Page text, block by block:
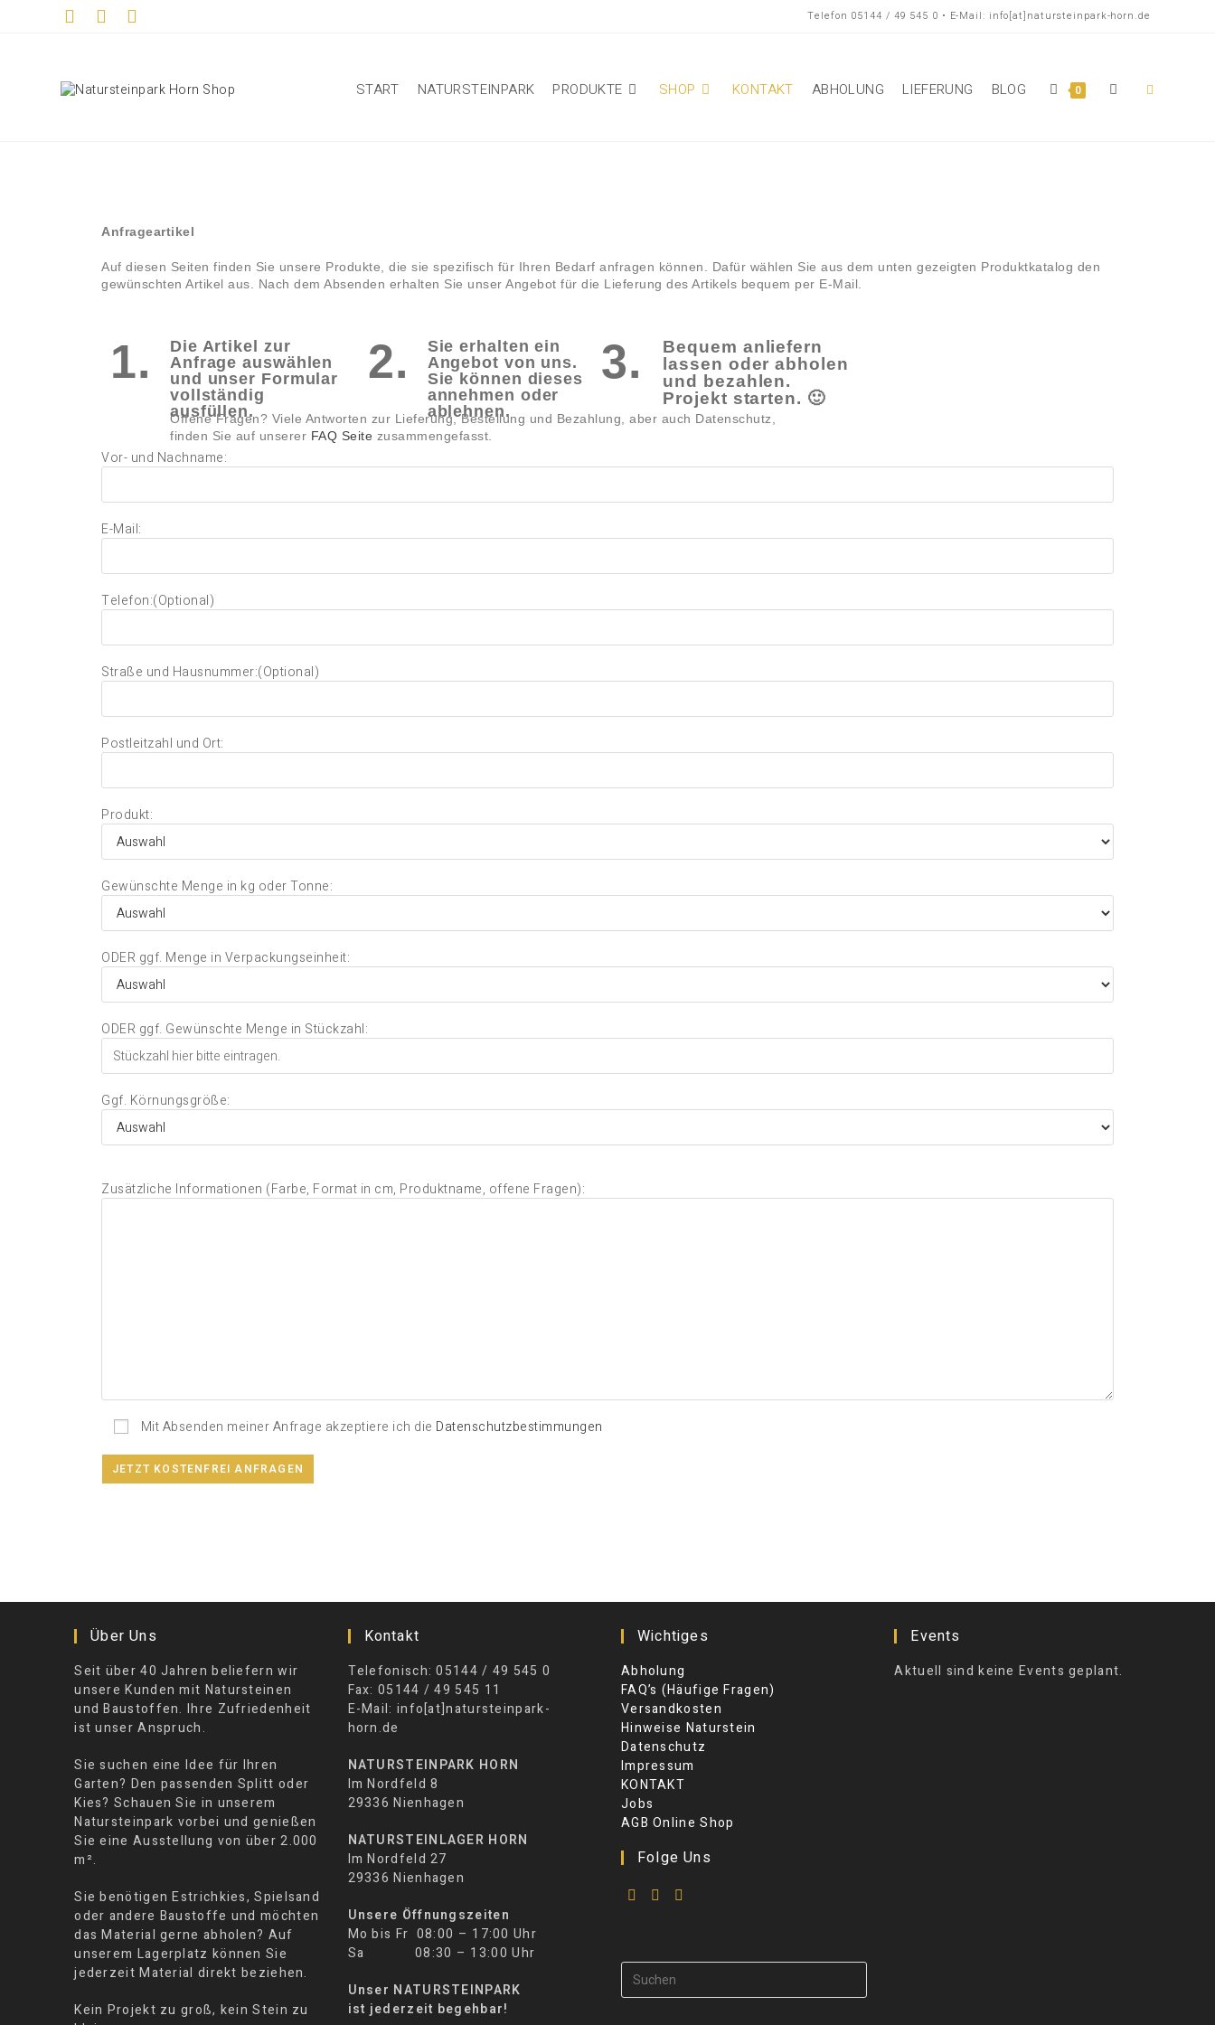
Telefon 05144 / 49 545 0 • E-Mail: info[at]natursteinpark-horn.de
START NATURSTEINPARK PRODUKTE SHOP KONTAKT ABHOLUNG LIEFERUNG BLOG 0
Anfrageartikel
Auf diesen Seiten finden Sie unsere Produkte, die sie spezifisch für Ihren Bedarf anfragen können. Dafür wählen Sie aus dem unten gezeigten Produktkatalog den
gewünschten Artikel aus. Nach dem Absenden erhalten Sie unser Angebot für die Lieferung des Artikels bequem per E-Mail.
1.
Die Artikel zur
Anfrage auswählen
und unser Formular
vollständig
ausfüllen.
2.
Sie erhalten ein
Angebot von uns.
Sie können dieses
annehmen oder
ablehnen.
3.
Bequem anliefern
lassen oder abholen
und bezahlen.
Projekt starten. 🙂
Offene Fragen? Viele Antworten zur Lieferung, Bestellung und Bezahlung, aber auch Datenschutz,
finden Sie auf unserer FAQ Seite zusammengefasst.
Vor- und Nachname:
E-Mail:
Telefon:(Optional)
Straße und Hausnummer:(Optional)
Postleitzahl und Ort:
Produkt:
Gewünschte Menge in kg oder Tonne:
ODER ggf. Menge in Verpackungseinheit:
ODER ggf. Gewünschte Menge in Stückzahl:
Ggf. Körnungsgröße:
Zusätzliche Informationen (Farbe, Format in cm, Produktname, offene Fragen):
Mit Absenden meiner Anfrage akzeptiere ich die Datenschutzbestimmungen
Über Uns
Seit über 40 Jahren beliefern wir
unsere Kunden mit Natursteinen
und Baustoffen. Ihre Zufriedenheit
ist unser Anspruch.
Sie suchen eine Idee für Ihren
Garten? Den passenden Splitt oder
Kies? Schauen Sie in unserem
Natursteinpark vorbei und genießen
Sie eine Ausstellung von über 2.000
m².
Sie benötigen Estrichkies, Spielsand
oder andere Baustoffe und möchten
das Material gerne abholen? Auf
unserem Lagerplatz können Sie
jederzeit Material direkt beziehen.
Kein Projekt zu groß, kein Stein zu
Kontakt
Telefonisch: 05144 / 49 545 0
Fax: 05144 / 49 545 11
E-Mail: info[at]natursteinpark-
horn.de
NATURSTEINPARK HORN
Im Nordfeld 8
29336 Nienhagen
NATURSTEINLAGER HORN
Im Nordfeld 27
29336 Nienhagen
Unsere Öffnungszeiten
Mo bis Fr 08:00 – 17:00 Uhr
Sa 08:30 – 13:00 Uhr
Unser NATURSTEINPARK
ist jederzeit begehbar!
Wichtiges
Abholung
FAQ’s (Häufige Fragen)
Versandkosten
Hinweise Naturstein
Datenschutz
Impressum
KONTAKT
Jobs
AGB Online Shop
Folge Uns
Events
Aktuell sind keine Events geplant.